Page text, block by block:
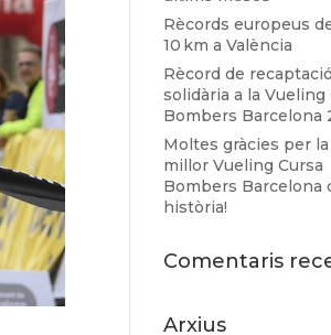
Rècords europeus
10 km a València
Rècord de recaptació
solidària a la Vueling
Bombers Barcelona
Moltes gràcies per la
millor Vueling Cursa
Bombers Barcelona
història!
Comentaris
Arxius